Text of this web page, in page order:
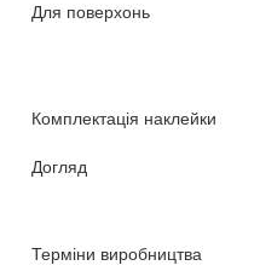
Для поверхонь
Комплектація наклейки
Догляд
Терміни виробництва